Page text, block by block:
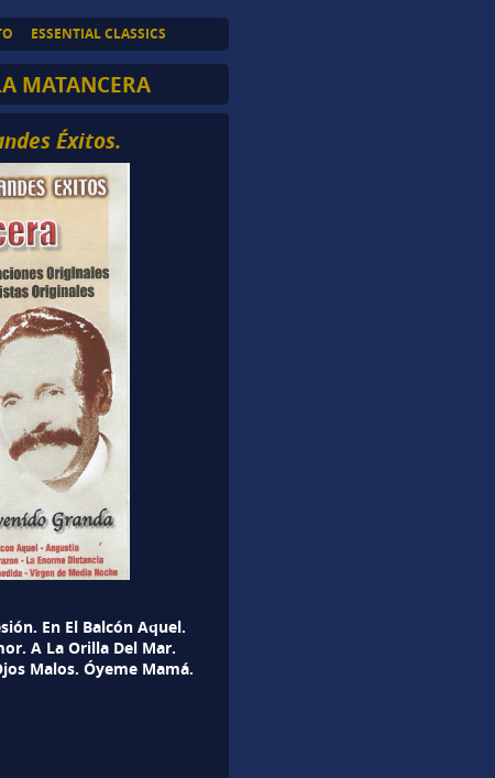
ESSENTIAL CLASSICS
MATANCERA
Éxitos.
En El Balcón Aquel.
A La Orilla Del Mar.
Malos. Óyeme Mamá.